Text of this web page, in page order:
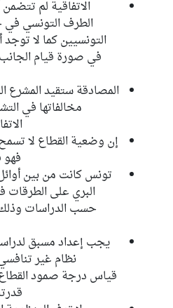
الاتفاقية لم
الطرف التونسي في
التونسيين كما لا توجد
في صورة قيام
المصادقة ستقيد المشرع
مخالفاتها في
إن وضعية القطاع لا
تونس كانت من بين
حسب الدراسات وذلك
يجب إعداد مسبق
نظام غير
قياس درجة صمود القطاع